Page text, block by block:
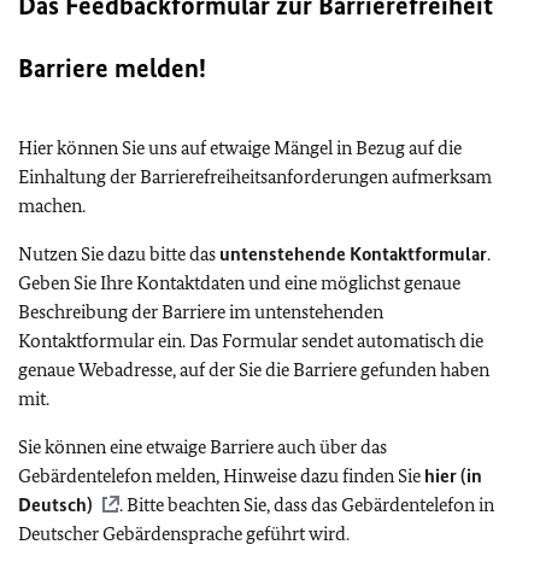
Barriere melden!
Hier können Sie uns auf etwaige Mängel in Bezug auf die
Einhaltung der Barrierefreiheitsanforderungen aufmerksam
machen.
Nutzen Sie dazu bitte das untenstehende Kontaktformular.
Geben Sie Ihre Kontaktdaten und eine möglichst genaue
Beschreibung der Barriere im untenstehenden
Kontaktformular ein. Das Formular sendet automatisch die
genaue Webadresse, auf der Sie die Barriere gefunden haben
mit.
Sie können eine etwaige Barriere auch über das
Gebärdentelefon melden, Hinweise dazu finden Sie hier (in
Deutsch)
. Bitte beachten Sie, dass das Gebärdentelefon in
Deutscher Gebärdensprache geführt wird.